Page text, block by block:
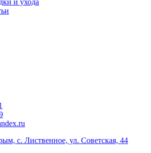
с. Лиственное, ул. Советская, 44